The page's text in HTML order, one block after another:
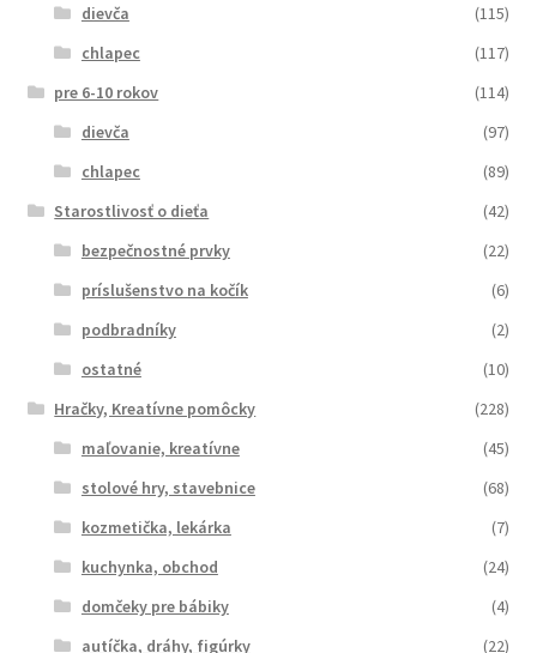
dievča
(115)
chlapec
(117)
pre 6-10 rokov
(114)
dievča
(97)
chlapec
(89)
Starostlivosť o dieťa
(42)
bezpečnostné prvky
(22)
príslušenstvo na kočík
(6)
podbradníky
(2)
ostatné
(10)
Hračky, Kreatívne pomôcky
(228)
maľovanie, kreatívne
(45)
stolové hry, stavebnice
(68)
kozmetička, lekárka
(7)
kuchynka, obchod
(24)
domčeky pre bábiky
(4)
autíčka, dráhy, figúrky
(22)